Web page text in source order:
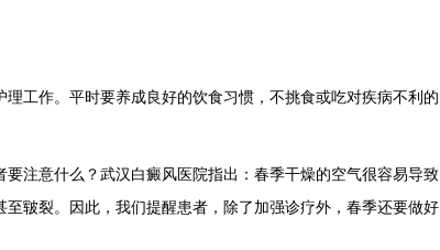
理工作。平时要养成良好的饮食习惯，不挑食或吃对疾病不利的
注意什么？武汉白癜风医院指出：春季干燥的空气很容易导致
皲裂。因此，我们提醒患者，除了加强诊疗外，春季还要做好